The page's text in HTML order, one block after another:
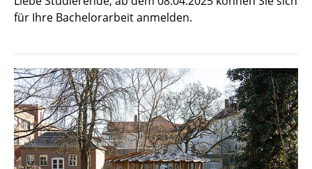
für Ihre Bachelorarbeit anmelden.